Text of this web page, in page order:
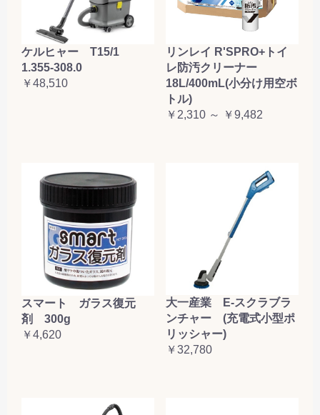
ケルヒャー T15/1
1.355-308.0
￥48,510
リンレイ R'SPRO+トイ
レ防汚クリーナー
18L/400mL(小分け用空ボ
トル)
￥2,310 ～ ￥9,482
スマート ガラス復元
剤 300g
￥4,620
大一産業 E-スクラブラ
ンチャー (充電式小型ポ
リッシャー)
￥32,780